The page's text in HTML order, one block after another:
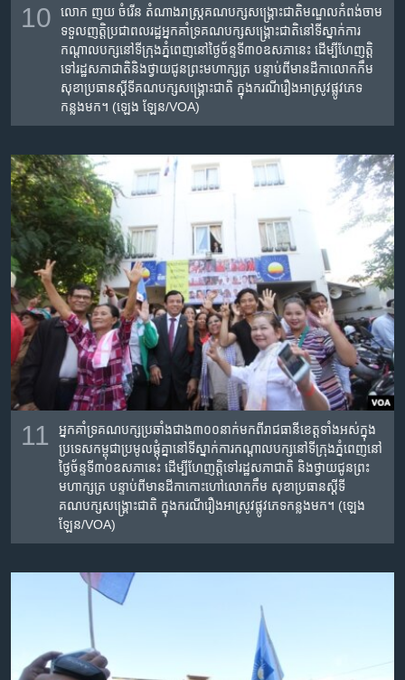
10
លោក ញយ ចំរើន​ តំណាង​រាស្រ្ត​គណបក្ស​សង្រ្គោះជាតិមណ្ឌល​កំពង់ចាម​
ទទួល​ញត្តិ​ប្រជាពលរដ្ឋ​​អ្នក​គាំទ្រ​គណបក្ស​សង្រ្គោះ​ជាតិ​នៅទីស្នាក់ការ​
កណ្ដាល​បក្ស​នៅ​ទី​ក្រុង​ភ្នំពេញនៅ​ថ្ងៃ​ច័ន្ទ​ទី​៣០​ឧសភា​នេះ ​ដើម្បី​ហែញត្តិ​
ទៅ​រដ្ឋសភា​ជាតិ​និង​ថ្វាយជូន​ព្រះ​មហាក្សត្រ​ បន្ទាប់ពី​មាន​ដីកា​លោក​កឹម
សុខា​ប្រធាន​ស្ដីទី​គណបក្ស​សង្រ្គោះជាតិ​ ក្នុង​ករណី​រឿង​អាស្រូវ​ផ្លូវភេទ​
កន្លង​មក​​។ (ឡេង ឡែន/VOA)
11
អ្នកគាំទ្រ​គណបក្ស​ប្រឆាំង​ជាង​​៣០០​នាក់​មក​ពី​រាជធានី​ខេត្ត​ទាំង​អស់​ក្នុង​
ប្រទេស​កម្ពុជា​ប្រមូល​ផ្ដុំ​គ្នា​នៅ​ទីស្នាក់ការ​កណ្ដាល​បក្ស​នៅ​ទី​ក្រុង​ភ្នំពេញនៅ​
ថ្ងៃ​ច័ន្ទ​ទី​៣០​ឧសភា​នេះ ​ដើម្បី​ហែ​ញត្តិ​ទៅ​រដ្ឋសភា​ជាតិ ​និង​ថ្វាយជូន​ព្រះ​
មហាក្សត្រ ​បន្ទាប់ពី​មាន​ដីកាកោះហៅលោក​កឹម សុខា​ប្រធាន​ស្ដីទី​
គណបក្ស​សង្រ្គោះជាតិ​ ក្នុង​ករណី​រឿង​អាស្រូវ​ផ្លូវភេទ​កន្លង​មក។ (ឡេង
ឡែន/VOA)